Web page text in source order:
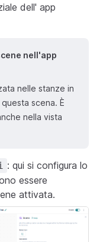
dell' app
nell'app
nelle stanze in
scena. È
nella vista
: qui si configura lo
essere
attivata.